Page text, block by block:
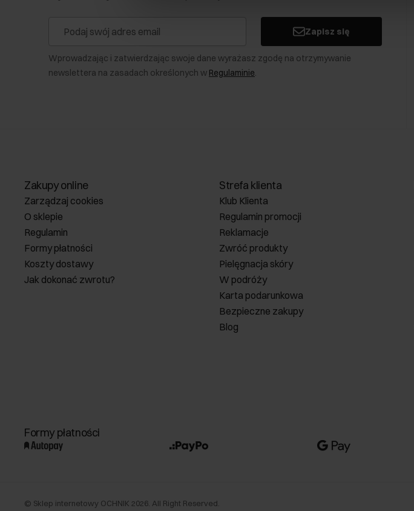
Zapisz się
Wprowadzając i zatwierdzając swoje dane wyrażasz zgodę na otrzymywanie
newslettera na zasadach określonych w Regulaminie.
Zakupy online
Zarządzaj cookies
O sklepie
Regulamin
Formy płatności
Koszty dostawy
Jak dokonać zwrotu?
Strefa klienta
Klub Klienta
Regulamin promocji
Reklamacje
Zwróć produkty
Pielęgnacja skóry
W podróży
Karta podarunkowa
Bezpieczne zakupy
Blog
Formy płatności
© Sklep internetowy OCHNIK 2026 . All Right Reserved.